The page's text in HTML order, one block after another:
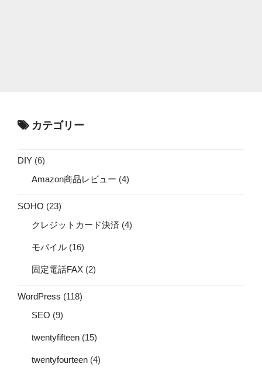
カテゴリー
DIY (6)
Amazon商品レビュー (4)
SOHO (23)
クレジットカード決済 (4)
モバイル (16)
固定電話FAX (2)
WordPress (118)
SEO (9)
twentyfifteen (15)
twentyfourteen (4)